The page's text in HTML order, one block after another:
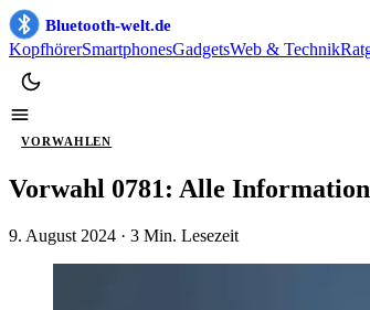
Bluetooth-welt.de
KopfhörerSmartphonesGadgetsWeb & Technik
VORWAHLEN
Vorwahl 0781: Alle
9. August 2024 · 3 Min. Lesezeit